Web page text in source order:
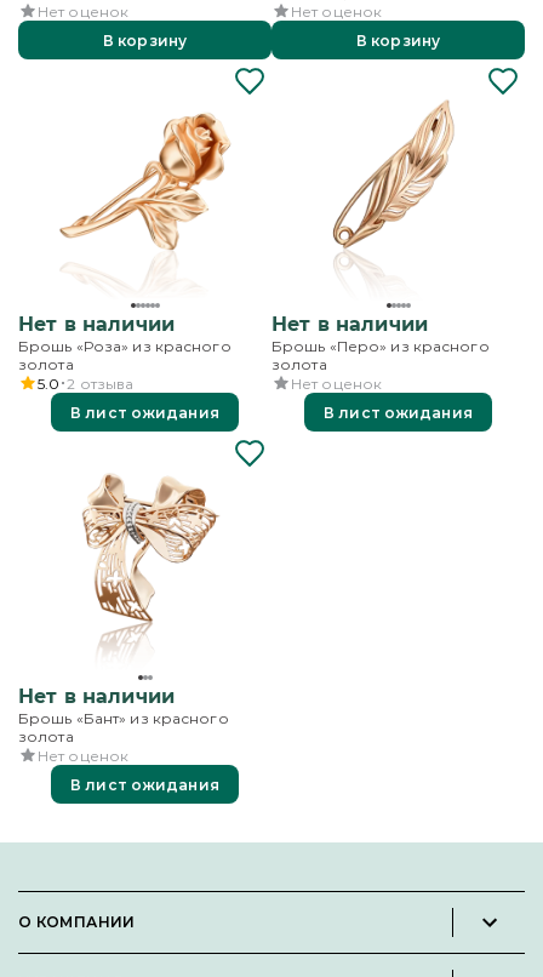
Нет оценок
В корзину
Нет оценок
В корзину
Нет в наличии
Брошь «Роза» из красного
золота
5.0 2 отзыва
В лист ожидания
Нет в наличии
Брошь «Перо» из красного
золота
Нет оценок
В лист ожидания
Нет в наличии
Брошь «Бант» из красного
золота
Нет оценок
В лист ожидания
О КОМПАНИИ